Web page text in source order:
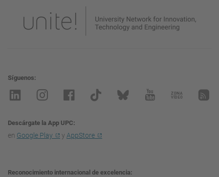
Síguenos
Descárgate la App UPC
en Google Play y AppStore
Reconocimiento internacional de excelencia